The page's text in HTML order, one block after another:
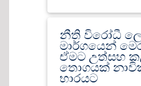
නීති විරෝධී
මාර්ගයෙන්
ඒමට උත්සහ
තොගයක්
භාරයට